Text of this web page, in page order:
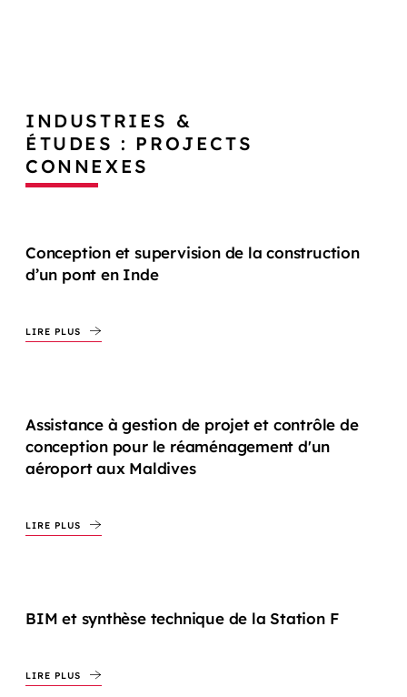
INDUSTRIES &
ÉTUDES : PROJECTS
CONNEXES
Conception et supervision de la construction
d’un pont en Inde
LIRE PLUS
Assistance à gestion de projet et contrôle de
conception pour le réaménagement d'un
aéroport aux Maldives
LIRE PLUS
BIM et synthèse technique de la Station F
LIRE PLUS